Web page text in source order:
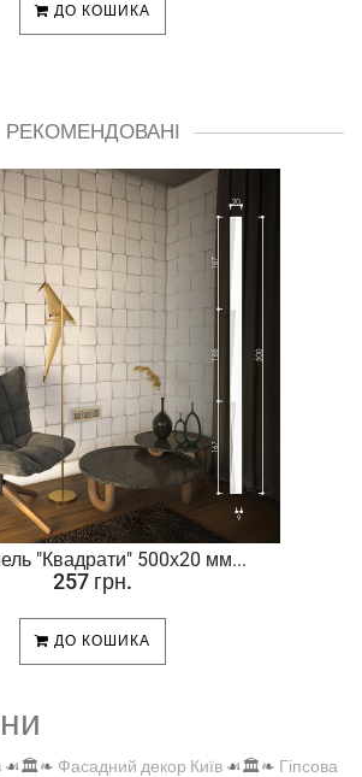
ДО КОШИКА
РЕКОМЕНДОВАНІ
"Квадрати" 500х20 мм...
257 грн.
ДО КОШИКА
☙🏛️❧ Фасадний декор Київ ☙🏛️❧ Гіпсова